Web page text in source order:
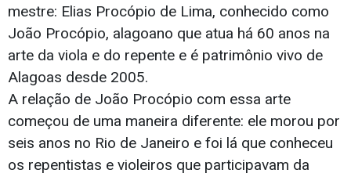
mestre: Elias Procópio de Lima, conhecido como
João Procópio, alagoano que atua há 60 anos na
arte da viola e do repente e é patrimônio vivo de
Alagoas desde 2005.
A relação de João Procópio com essa arte
começou de uma maneira diferente: ele morou por
seis anos no Rio de Janeiro e foi lá que conheceu
os repentistas e violeiros que participavam da